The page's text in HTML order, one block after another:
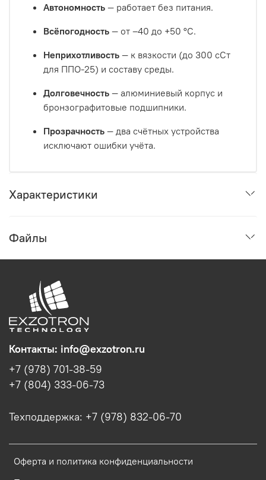
Автономность — работает без питания.
Всёпогодность — от –40 до +50 °C.
Неприхотливость — к вязкости (до 300 сСт
для ППО-25) и составу среды.
Долговечность — алюминиевый корпус и
бронзографитовые подшипники.
Прозрачность — два счётных устройства
исключают ошибки учёта.
Характеристики
Файлы
Оферта и политика конфиденциальности
Контакты: info@exzotron.ru
+7 (978) 701-38-59
+7 (804) 333-06-73
Техподдержка: +7 (978) 832-06-70